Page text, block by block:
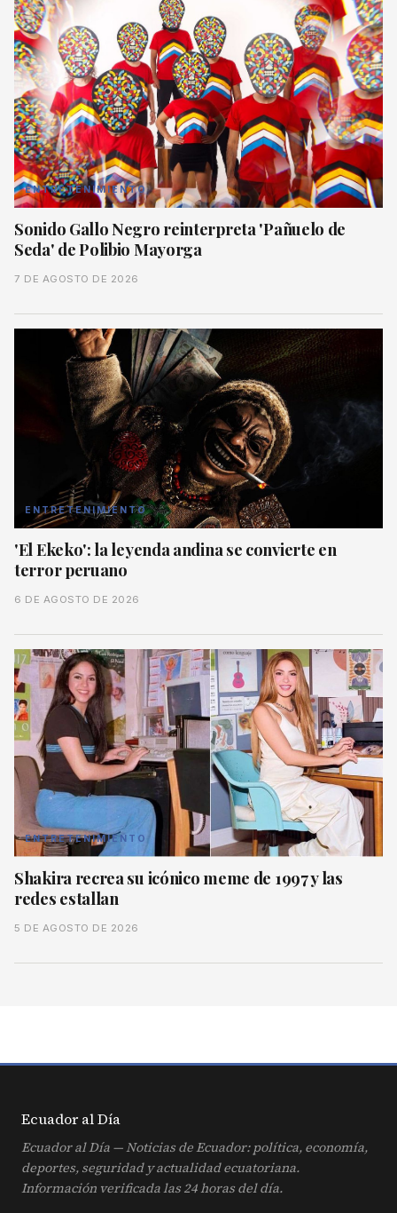
ENTRETENIMIENTO
Sonido Gallo Negro reinterpreta 'Pañuelo de
Seda' de Polibio Mayorga
7 DE AGOSTO DE 2026
ENTRETENIMIENTO
'El Ekeko': la leyenda andina se convierte en
terror peruano
6 DE AGOSTO DE 2026
ENTRETENIMIENTO
Shakira recrea su icónico meme de 1997 y las
redes estallan
5 DE AGOSTO DE 2026
Ecuador alDía
Ecuador al Día — Noticias de Ecuador: política, economía,
deportes, seguridad y actualidad ecuatoriana.
Información verificada las 24 horas del día.